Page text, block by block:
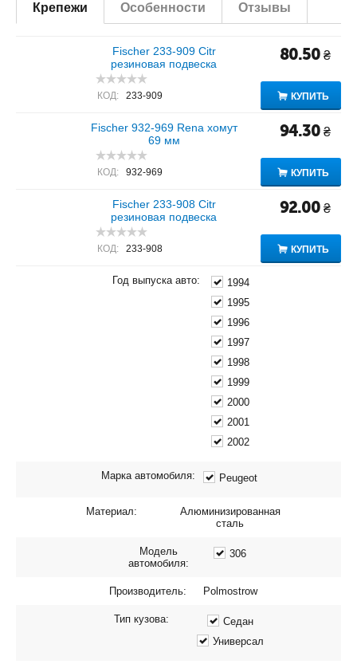
Крепежи Особенности Отзывы
Fischer 233-909 Citr
резиновая подвеска
КОД: 233-909
80.50 ₴
КУПИТЬ
Fischer 932-969 Rena хомут
69 мм
КОД: 932-969
94.30 ₴
КУПИТЬ
Fischer 233-908 Citr
резиновая подвеска
КОД: 233-908
92.00 ₴
КУПИТЬ
Год выпуска авто:
1994
1995
1996
1997
1998
1999
2000
2001
2002
Марка автомобиля: Peugeot
Материал:
Алюминизированная
сталь
Модель
автомобиля:
306
Производитель: Polmostrow
Тип кузова:
Седан
Универсал